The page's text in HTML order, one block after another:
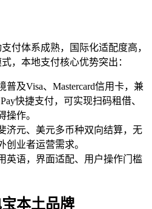
付体系成熟，国际化适配度高，
，本地支付核心优势突出：
普及Visa、Mastercard信用卡，兼
快捷支付，可实现扫码租借、
操作。
济元、美元多币种双向结算，无
创业者运营需求。
英语，界面适配、用户操作门槛
本土品牌